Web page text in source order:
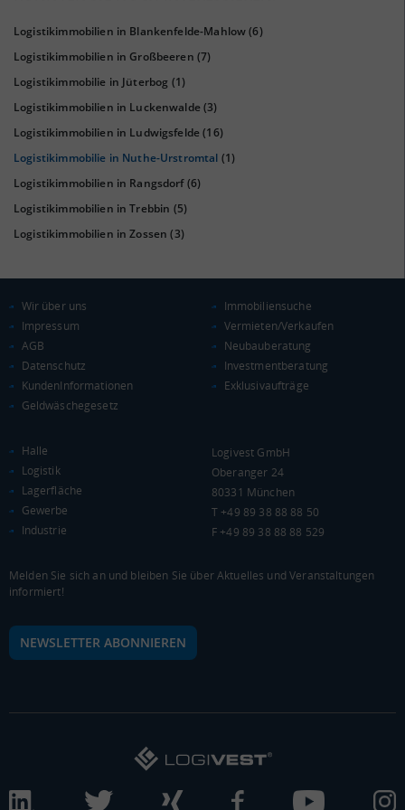
Euro pro Kopf
KAUFKRAFT - EURO PRO KOPF
0 €
20.099 €
Landkreis / Kreisfreie Stadt
Bundesland
Deutschland
WIRTSCHAFTSKRAFT (STAND: 2018)
BRUTTOINLANDSPRODUKT
Gesamt
5.966.851 Tsd. € 74.621 €
1.866.352 Tsd. €
Logistikimmobilien in Blankenfelde-Mahlow(6)
Logistikimmobilien in Großbeeren (7)
Logistikimmobilie in Jüterbog (1)
Logistikimmobilien in Luckenwalde(3)
Logistikimmobilien in Ludwigsfelde(16)
Logistikimmobilie in Nuthe-Urstromtal (1)
Logistikimmobilien in Rangsdorf(6)
Logistikimmobilien in Trebbin (5)
Logistikimmobilien in Zossen (3)
Wir über uns
Impressum
AGB
Datenschutz
KundenInformationen
Geldwäschegesetz
Immobiliensuche
Vermieten/Verkaufen
Neubauberatung
Investmentberatung
Exklusivaufträge
Halle
Logistik
Lagerfläche
Gewerbe
Industrie
Logivest GmbH
Oberanger 24
80331 München
T +49 89 38 88 88 50
F +49 89 38 88 88 529
Melden Sie sich an und bleiben Sie über Aktuelles und Veranstaltungen
informiert!
NEWSLETTER ABONNIEREN